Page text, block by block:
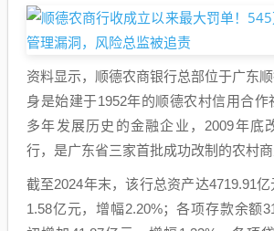
资料显示，顺德农商银行总部位于广东
身是始建于1952年的顺德农村信用合作
多年发展历史的金融企业，2009年底
行，是广东省三家首批成功改制的农村商
截至2024年末，该行总资产达4719.91
1.58亿元，增幅2.20%；各项存款余额